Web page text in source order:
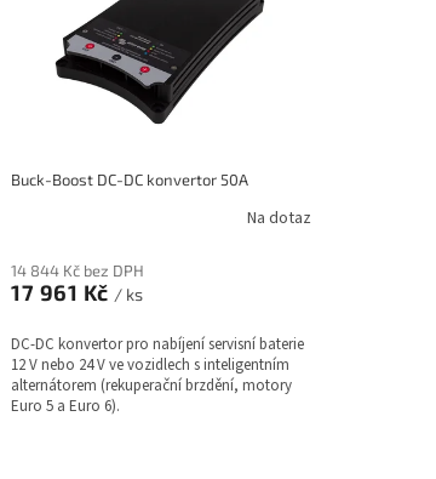
Buck-Boost DC-DC konvertor 50A
Na dotaz
14 844 Kč bez DPH
17 961 Kč / ks
DC-DC konvertor pro nabíjení servisní baterie
12 V nebo 24 V ve vozidlech s inteligentním
alternátorem (rekuperační brzdění, motory
Euro 5 a Euro 6).